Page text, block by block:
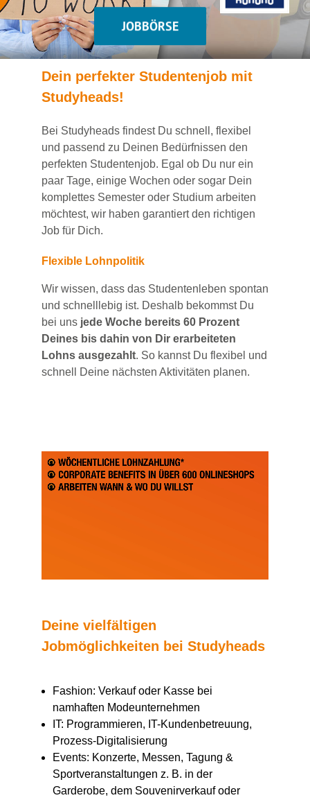
JOBBÖRSE
Dein perfekter Studentenjob mit
Studyheads!
Bei Studyheads findest Du schnell, flexibel
und passend zu Deinen Bedürfnissen den
perfekten Studentenjob. Egal ob Du nur ein
paar Tage, einige Wochen oder sogar Dein
komplettes Semester oder Studium arbeiten
möchtest, wir haben garantiertden richtigen
Job für Dich.
Flexible Lohnpolitik
Wir wissen, dass das Studentenleben spontan
und schnelllebig ist. Deshalb bekommst Du
bei uns jede Woche bereits 60 Prozent
Deines bis dahin von Dir erarbeiteten
Lohns ausgezahlt. So kannst Du flexibel und
schnell Deine nächsten Aktivitäten planen.
Deine vielfältigen
Jobmöglichkeiten bei Studyheads
Fashion: Verkauf oder Kasse bei
namhaften Modeunternehmen
IT: Programmieren, IT-Kundenbetreuung,
Prozess-Digitalisierung
Events: Konzerte, Messen, Tagung &
Sportveranstaltungen z. B. in der
Garderobe, dem Souvenirverkauf oder